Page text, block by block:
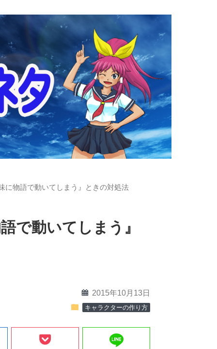
に物語で動いてしまう』ときの対処法
で動いてしまう』
calendar 2015年10月13日
folder キャラクターの作り方
line